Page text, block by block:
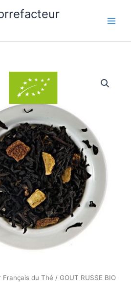
Français du Thé / GOUT RUSSE BIO